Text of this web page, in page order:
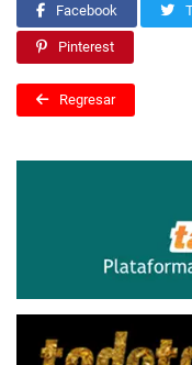
Facebook
Pinterest
Regresar